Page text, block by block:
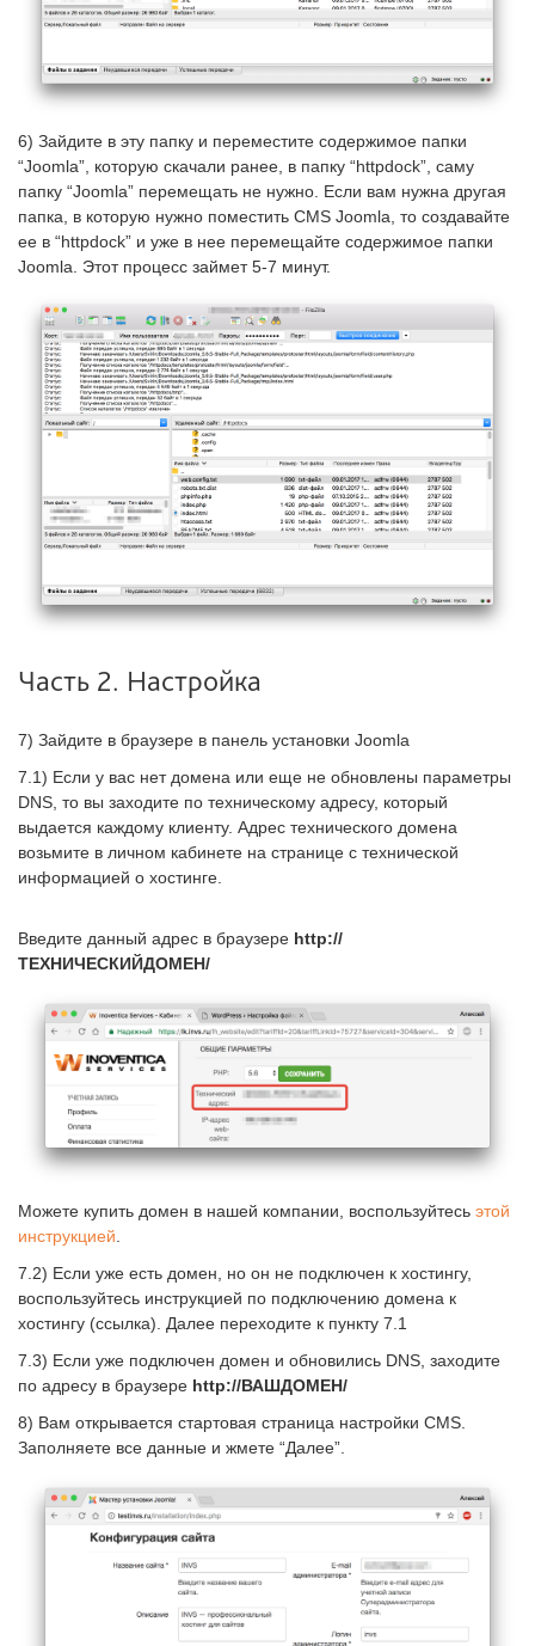
6) Зайдите в эту папку и переместите содержимое папки
“Joomla”, которую скачали ранее, в папку “httpdock”, саму
папку “Joomla” перемещать не нужно. Если вам нужна другая
папка, в которую нужно поместить CMS Joomla, то создавайте
ее в “httpdock” и уже в нее перемещайте содержимое папки
Joomla. Этот процесс займет 5-7 минут.
Часть 2. Настройка
7) Зайдите в браузере в панель установки Joomla
7.1) Если у вас нет домена или еще не обновлены параметры
DNS, то вы заходите по техническому адресу, который
выдается каждому клиенту. Адрес технического домена
возьмите в личном кабинете на странице с технической
информацией о хостинге.
Введите данный адрес в браузере http://
ТЕХНИЧЕСКИЙДОМЕН/
Можете купить домен в нашей компании, воспользуйтесь этой
инструкцией.
7.2) Если уже есть домен, но он не подключен к хостингу,
воспользуйтесь инструкцией по подключению домена к
хостингу (ссылка). Далее переходите к пункту 7.1
7.3) Если уже подключен домен и обновились DNS, заходите
по адресу в браузере http://ВАШДОМЕН/
8) Вам открывается стартовая страница настройки CMS.
Заполняете все данные и жмете “Далее”.